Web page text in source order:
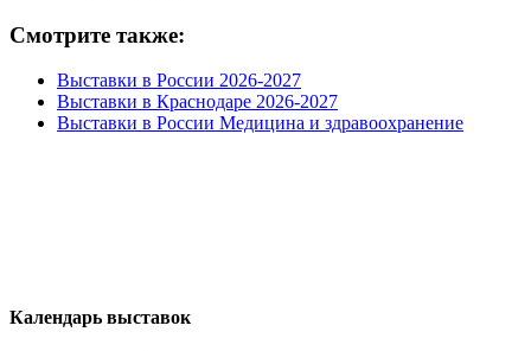
Смотрите также:
Выставки в России 2026-2027
Выставки в Краснодаре 2026-2027
Выставки в России Медицина и здравоохранение
Календарь выставок